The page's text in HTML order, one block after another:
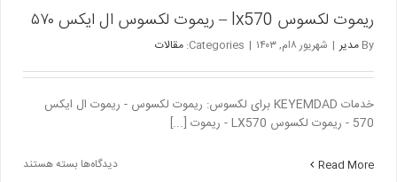
ریموت لکسوس lx570 – ریموت لکسوس ال ایکس ۵۷۰
By مدیر | شهریور ۸ام, ۱۴۰۳ |
Categories: مقالات
خدمات KEYEMDAD برای لکسوس: ریموت لکسوس - ریموت ال ایکس
570 - ریموت لکسوس LX570 - ریموت [...]
Read More دیدگاه‌ها برای
بسته هستند